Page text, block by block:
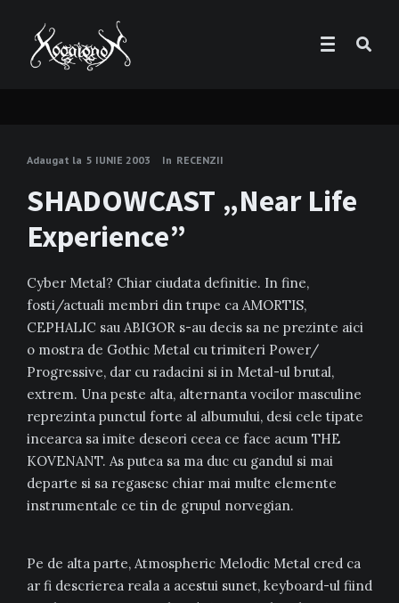
Adaugat la 5 IUNIE 2003 In RECENZII
SHADOWCAST „Near Life
Experience”
Cyber Metal? Chiar ciudata definitie. In fine,
fosti/actuali membri din trupe ca AMORTIS,
CEPHALIC sau ABIGOR s-au decis sa ne prezinte aici
o mostra de Gothic Metal cu trimiteri Power/
Progressive, dar cu radacini si in Metal-ul brutal,
extrem. Una peste alta, alternanta vocilor masculine
reprezinta punctul forte al albumului, desi cele tipate
incearca sa imite deseori ceea ce face acum THE
KOVENANT. As putea sa ma duc cu gandul si mai
departe si sa regasesc chiar mai multe elemente
instrumentale ce tin de grupul norvegian.
Pe de alta parte, Atmospheric Melodic Metal cred ca
ar fi descrierea reala a acestui sunet, keyboard-ul fiind